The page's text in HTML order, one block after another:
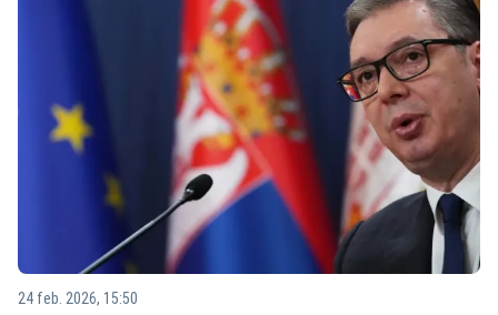
24 feb. 2026, 15:50